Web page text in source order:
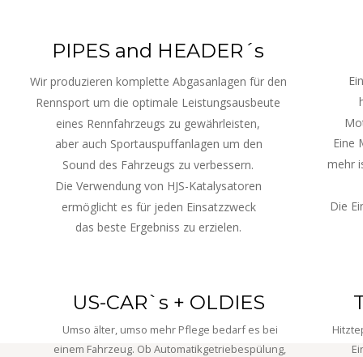
PIPES and HEADER´s
Wir produzieren komplette Abgasanlagen für den
Rennsport um die optimale Leistungsausbeute
eines Rennfahrzeugs zu gewährleisten,
aber auch Sportauspuffanlagen um den
Sound des Fahrzeugs zu verbessern.
Die Verwendung von HJS-Katalysatoren
ermöglicht es für jeden Einsatzzweck
das beste Ergebniss zu erzielen.
Eine
mehr
Die
      US-CAR`s + OLDIES
Umso älter, umso mehr Pflege bedarf es bei
einem Fahrzeug. Ob Automatikgetriebespülung,